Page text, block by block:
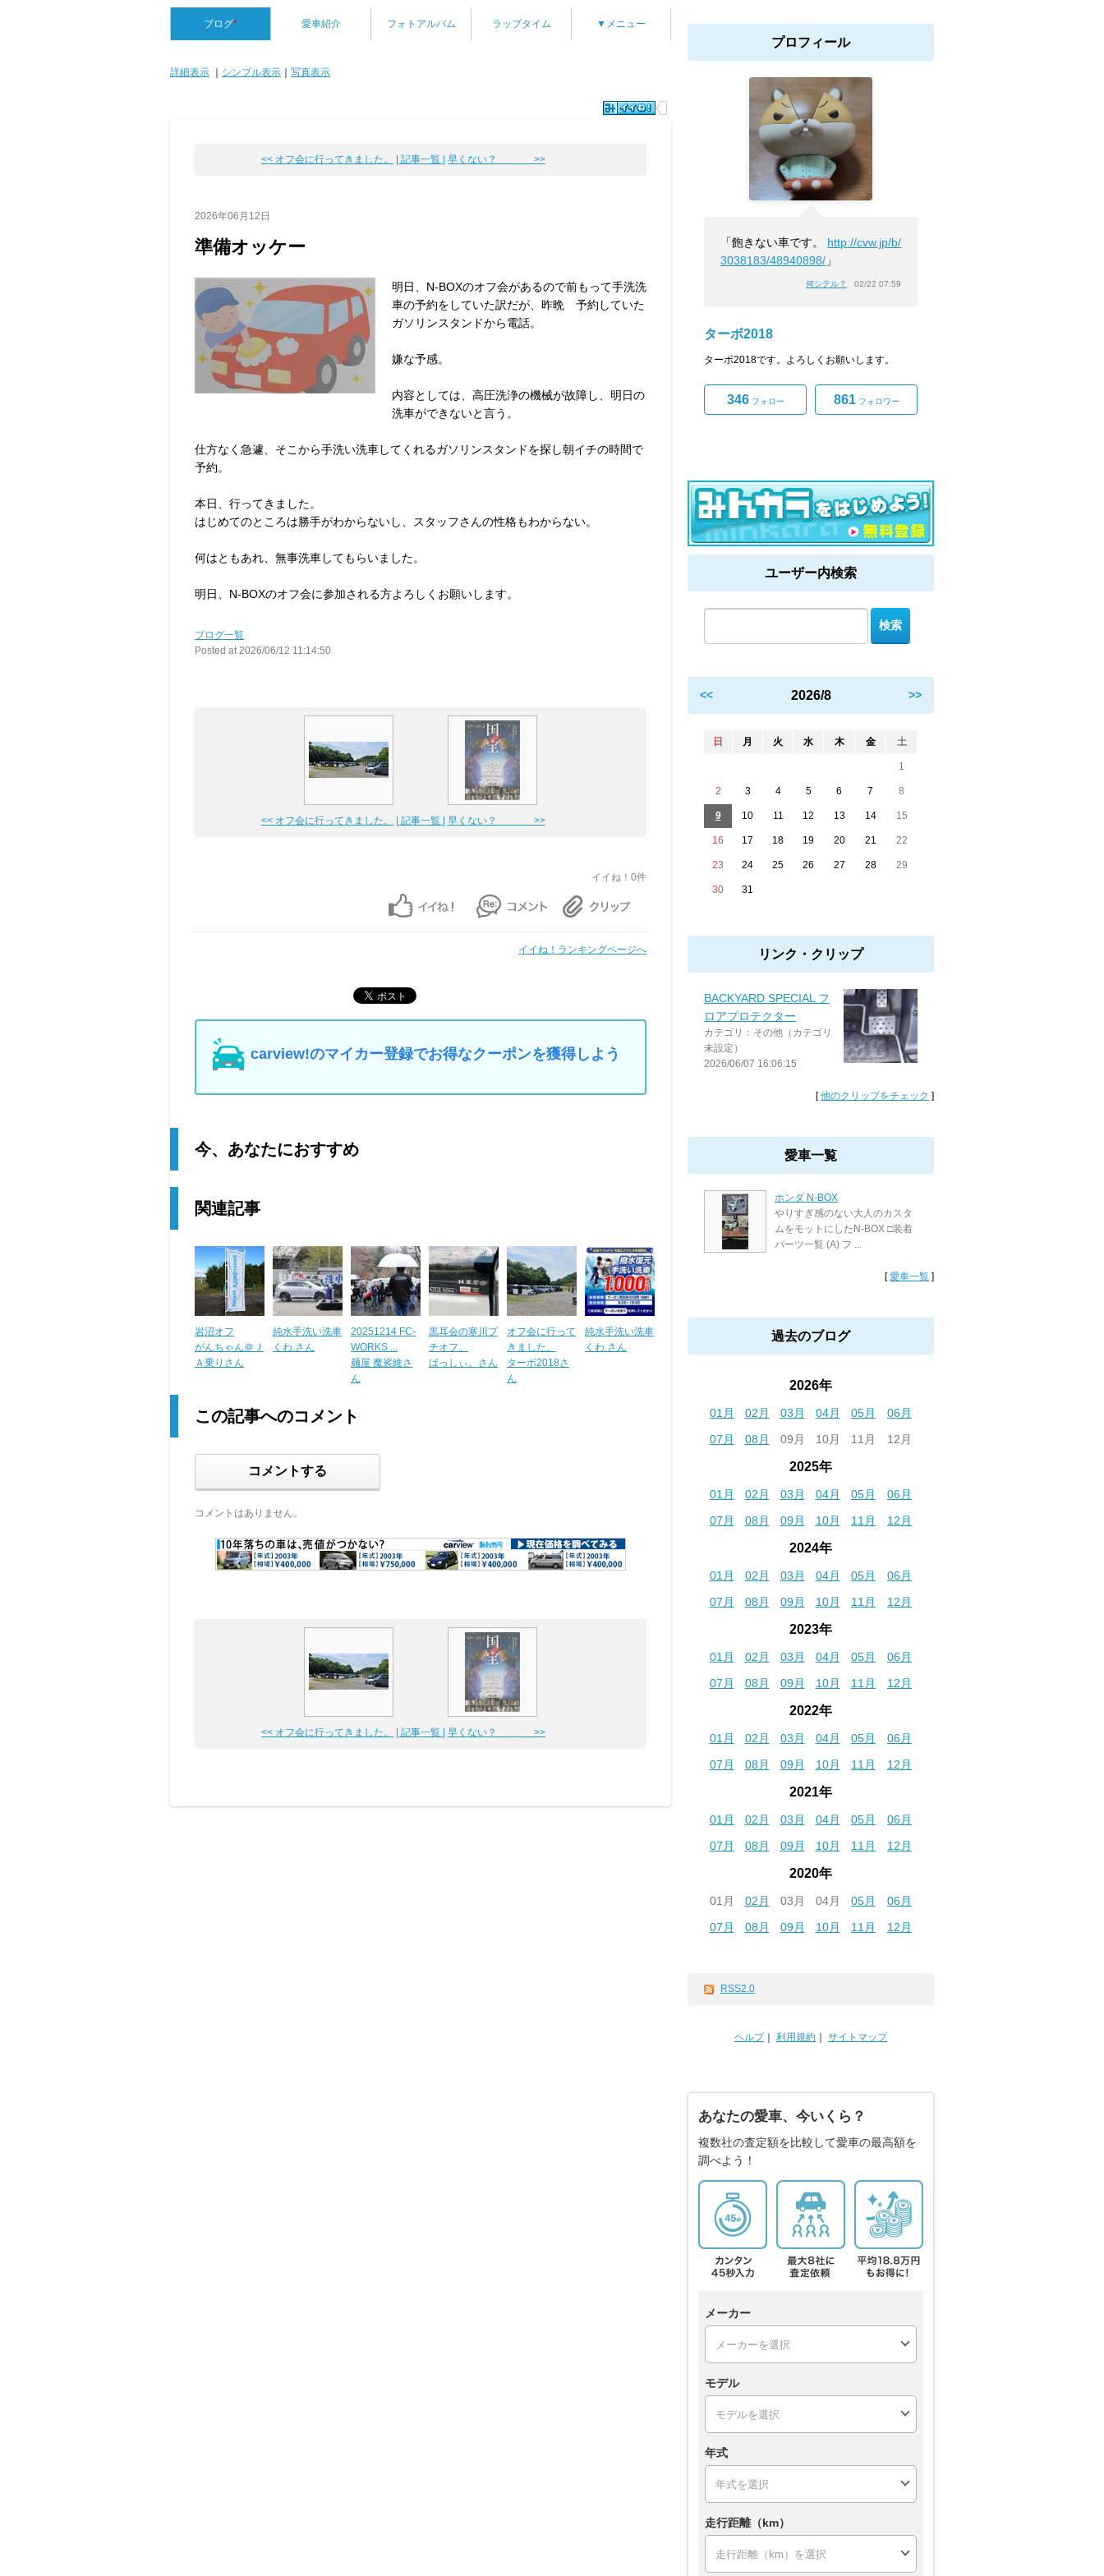
ブログ* 愛車紹介 フォトアルバム ラップタイム ▼メニュー
詳細表示 シンプル表示 写真表示
<< オフ会に行ってきました。 | 記事一覧 | 早くない？ >>
2026年06月12日
準備オッケー
明日、N-BOXのオフ会があるので前もって手洗洗
車の予約をしていた訳だが、昨晩 予約していた
ガソリンスタンドから電話。
嫌な予感。
内容としては、高圧洗浄の機械が故障し、明日の
洗車ができないと言う。
仕方なく急遽、そこから手洗い洗車してくれるガソリンスタンドを探し朝イチの時間で
予約。
本日、行ってきました。
はじめてのところは勝手がわからないし、スタッフさんの性格もわからない。
何はともあれ、無事洗車してもらいました。
明日、N-BOXのオフ会に参加される方よろしくお願いします。
ブログ一覧
Posted at 2026/06/12 11:14:50
<< オフ会に行ってきました。 | 記事一覧 | 早くない？ >>
イイね！0件
イイね！ランキングページへ
carview!のマイカー登録でお得なクーポンを獲得しよう
今、あなたにおすすめ
関連記事
岩沼オフ
がんちゃん＠Ｊ
Ａ乗りさん
純水手洗い洗車
くわ.さん
20251214 FC-
WORKS ...
麺屋 魔裟維さ
ん
黒耳会の寒川プ
チオフ。
ばっしぃ。さん
オフ会に行って
きました。
ターボ2018さ
ん
純水手洗い洗車
くわ.さん
この記事へのコメント
コメントする
コメントはありません。
<< オフ会に行ってきました。 | 記事一覧 | 早くない？ >>
プロフィール
「飽きない車です。 http://cvw.jp/b/
3038183/48940898/ 」
何シテル？ 02/22 07:59
ターボ2018
ターボ2018です。よろしくお願いします。
346フォロー 861フォロワー
ユーザー内検索
<< 2026/8 >>
日 月 火 水 木 金 土
1
2 3 4 5 6 7 8
9 10 11 12 13 14 15
16 17 18 19 20 21 22
23 24 25 26 27 28 29
30 31
リンク・クリップ
BACKYARD SPECIAL フ
ロアプロテクター
カテゴリ：その他（カテゴリ
未設定）
2026/06/07 16:06:15
[他のクリップをチェック ]
愛車一覧
ホンダ N-BOX
やりすぎ感のない大人のカスタ
ムをモットにしたN-BOX □装着
パーツ一覧 (A) フ ...
[愛車一覧 ]
過去のブログ
2026年
01月 02月 03月 04月 05月
06月
07月
08月 09月 10月 11月 12月
2025年
01月 02月 03月 04月 05月
06月
07月
08月 09月 10月 11月 12月
2024年
01月 02月 03月 04月 05月
06月
07月
08月 09月 10月 11月 12月
2023年
01月 02月 03月 04月 05月
06月
07月
08月 09月 10月 11月 12月
2022年
01月 02月 03月 04月 05月
06月
07月
08月 09月 10月 11月 12月
2021年
01月 02月 03月 04月 05月
06月
07月
08月 09月 10月 11月 12月
2020年
01月 02月 03月 04月 05月
06月
07月
08月 09月 10月 11月 12月
RSS2.0
ヘルプ｜ 利用規約 サイトマップ
あなたの愛車、今いくら？
複数社の査定額を比較して愛車の最高額を
調べよう！
メーカー
モデル
年式
走行距離（km）